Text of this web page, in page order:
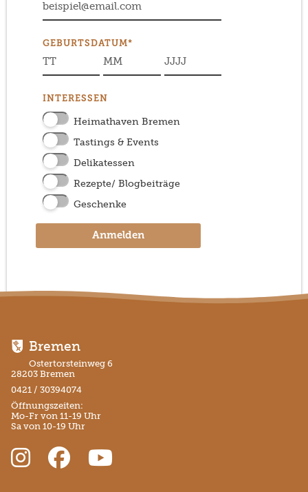
GEBURTSDATUM*
INTERESSEN
Heimathaven Bremen
Tastings & Events
Delikatessen
Rezepte/ Blogbeiträge
Geschenke
Anmelden
Bremen
Ostertorsteinweg 6
28203 Bremen
0421 / 30394074
Öffnungszeiten:
Mo-Fr von 11-19 Uhr
Sa von 10-19 Uhr